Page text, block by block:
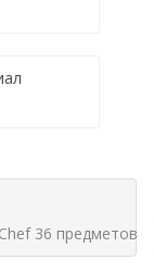
36 предметов